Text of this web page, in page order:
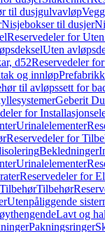
til dusjgulvavløp
Nisjebokser til dusjer
Reservedeler for
Uten
d52Reservedeler
og innløp
til avløpssett for
Geberit
for
Urinalelementer
Reservedeler for
Bekledninger
Urinalelementer
Reservedeler for
Tilbehør
Utenpåliggende
Lavt og
Pakningsringer